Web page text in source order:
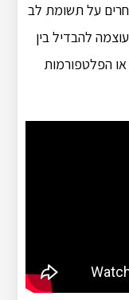
על תשומת לב
להבדיל בין
או הפלטפורמות